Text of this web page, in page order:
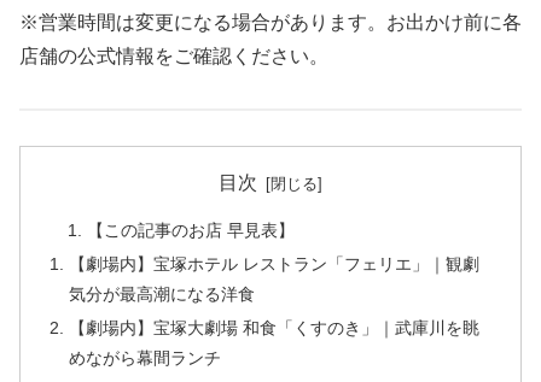
※営業時間は変更になる場合があります。お出かけ前に各
店舗の公式情報をご確認ください。
目次
【この記事のお店 早見表】
【劇場内】宝塚ホテル レストラン「フェリエ」｜観劇
気分が最高潮になる洋食
【劇場内】宝塚大劇場 和食「くすのき」｜武庫川を眺
めながら幕間ランチ